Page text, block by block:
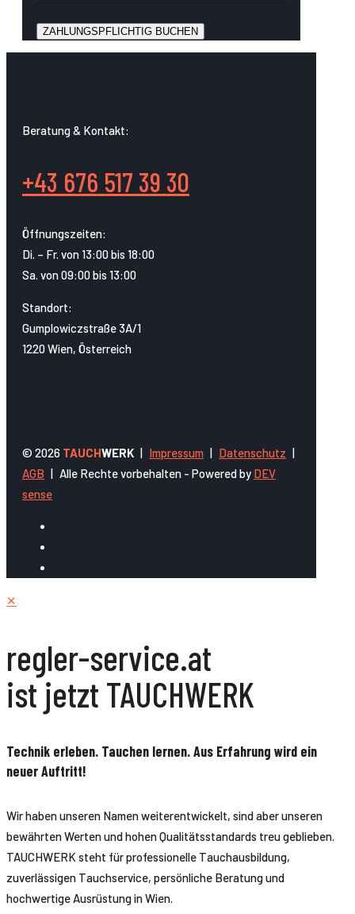
Beratung & Kontakt:
+43 676 517 39 30
Öffnungszeiten:
Di. – Fr. von 13:00 bis 18:00
Sa. von 09:00 bis 13:00
Standort:
Gumplowiczstraße 3A/1
1220 Wien, Österreich
© 2026 TAUCHWERK | Impressum | Datenschutz |
AGB | Alle Rechte vorbehalten - Powered by DEV
sense
✕
regler-service.at
ist jetzt TAUCHWERK
Technik erleben. Tauchen lernen. Aus Erfahrung wird ein
neuer Auftritt!
Wir haben unseren Namen weiterentwickelt, sind aber unseren
bewährten Werten und hohen Qualitätsstandards treu geblieben.
TAUCHWERK steht für professionelle Tauchausbildung,
zuverlässigen Tauchservice, persönliche Beratung und
hochwertige Ausrüstung in Wien.